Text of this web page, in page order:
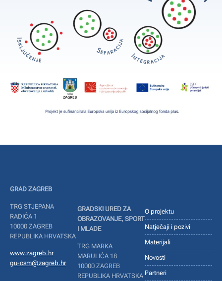
GRAD ZAGREB
TRG STJEPANA
RADIĆA 1
10000 ZAGREB
REPUBLIKA HRVATSKA
www.zagreb.hr
gu-osm@zagreb.hr
GRADSKI URED ZA
OBRAZOVANJE, SPORT
I MLADE
TRG MARKA
MARULIĆA 18
10000 ZAGREB
REPUBLIKA HRVATSKA
O projektu
Natječaji i pozivi
Materijali
Novosti
Partneri